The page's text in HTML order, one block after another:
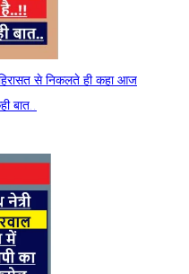
से निकलते ही कहा आज
बात..